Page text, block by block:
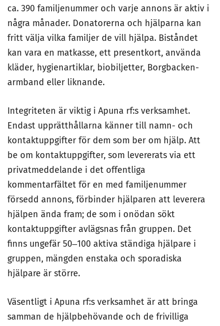
ca. 390 familjenummer och varje annons är aktiv i
några månader. Donatorerna och hjälparna kan
fritt välja vilka familjer de vill hjälpa. Biståndet
kan vara en matkasse, ett presentkort, använda
kläder, hygienartiklar, biobiljetter, Borgbacken-
armband eller liknande.
Integriteten är viktig i Apuna rf:s verksamhet.
Endast upprätthållarna känner till namn- och
kontaktuppgifter för dem som ber om hjälp. Att
be om kontaktuppgifter, som levererats via ett
privatmeddelande i det offentliga
kommentarfältet för en med familjenummer
försedd annons, förbinder hjälparen att leverera
hjälpen ända fram; de som i onödan sökt
kontaktuppgifter avlägsnas från gruppen. Det
finns ungefär 50‒100 aktiva ständiga hjälpare i
gruppen, mängden enstaka och sporadiska
hjälpare är större.
Väsentligt i Apuna rf:s verksamhet är att bringa
samman de hjälpbehövande och de frivilliga